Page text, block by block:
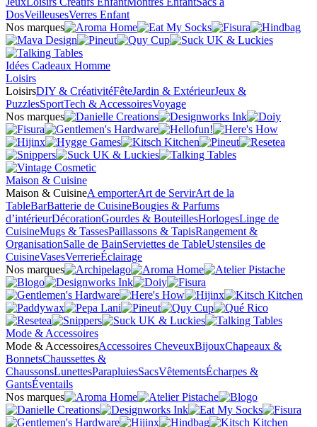
DosVeilleusesVerres Enfant
Nos marques
Idées Cadeaux Homme
Loisirs
LoisirsDIY & CréativitéFêteJardin & ExtérieurJeux &
PuzzlesSportTech & AccessoiresVoyage
Nos marques
Maison & Cuisine
Maison & CuisineA emporterArt de ServirArt de la
TableBarBatterie de CuisineBougies & Parfums
d’intérieurDécorationGourdes & BouteillesHorlogesLinge de
CuisineMugs & TassesPaillassons & TapisRangement &
OrganisationSalle de BainServiettes de TableUstensiles de
CuisineVasesVerrerieÉclairage
Nos marques
Mode & Accessoires
Mode & AccessoiresAccessoires CheveuxBijouxChapeaux &
BonnetsChaussettes &
ChaussonsLunettesParapluiesSacsVêtementsÉcharpes &
GantsÉventails
Nos marques